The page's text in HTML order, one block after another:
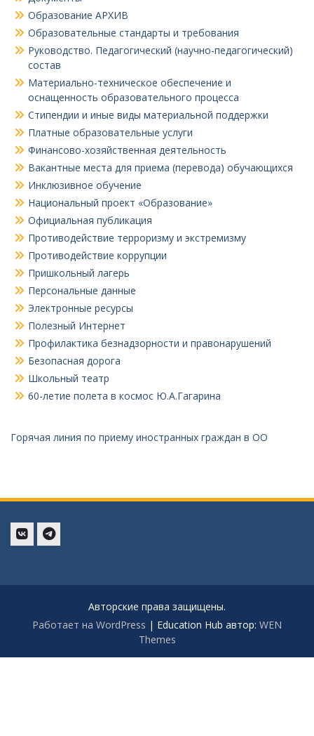
Образование АРХИВ
Образовательные стандарты и требования
Руководство. Педагогический (научно-педагогический)
состав
Материально-техническое обеспечение и
оснащенность образовательного процесса
Стипендии и иные виды материальной поддержки
Платные образовательные услуги
Финансово-хозяйственная деятельность
Вакантные места для приема (перевода) обучающихся
Инклюзивное обучение
Национальный проект «Образование»
Официальная публикация
Противодействие терроризму и экстремизму
Противодействие коррупции
Пришкольный лагерь
Персональные данные
Электронные ресурсы
Полезный Интернет
Профилактика безнадзорности и правонарушений
Безопасная дорога
Школьный театр
60-летие полета в космос Ю.А.Гагарина
Горячая линия по приему иностранных граждан в ОО
Авторские права защищены.
Работает на WordPress | Education Hub автор: WEN
Themes